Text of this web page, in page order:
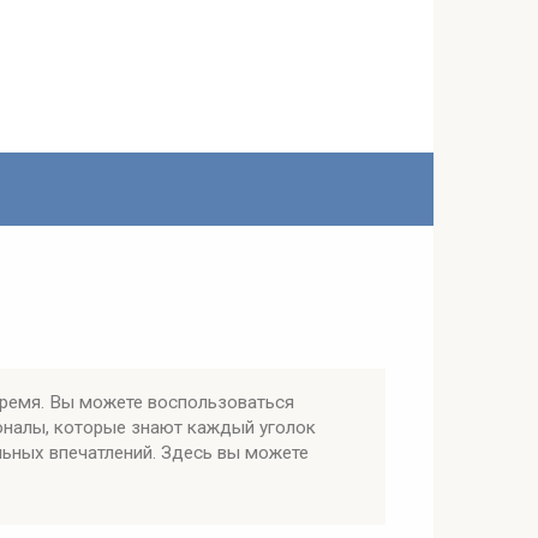
Вы можете воспользоваться
которые знают каждый уголок
впечатлений. Здесь вы можете